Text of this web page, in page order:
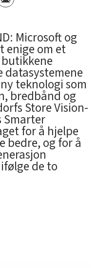
Microsoft og
enige om et
datasystemene
teknologi som
bredbånd og
Store Vision-
Smarter
for å hjelpe
bedre, og for å
de to